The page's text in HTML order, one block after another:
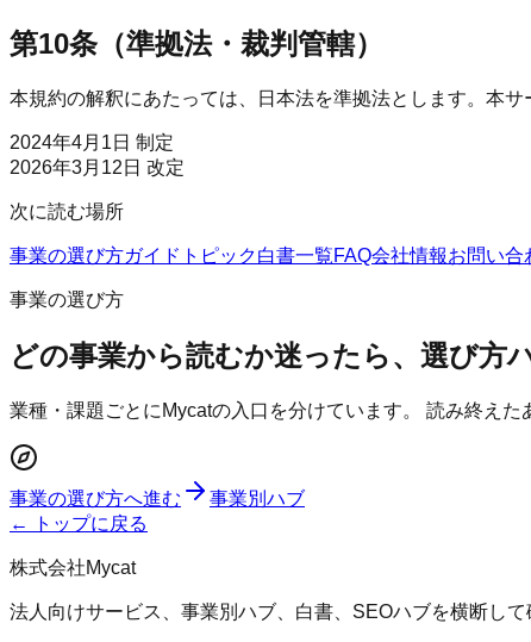
第10条（準拠法・裁判管轄）
本規約の解釈にあたっては、日本法を準拠法とします。本
2024年4月1日 制定
2026年3月12日 改定
次に読む場所
事業の選び方ガイド トピック白書一覧FAQ会社情報お問い合
事業の選び方
どの事業から読むか迷ったら、選び方
業種・課題ごとにMycatの入口を分けています。 読み終えた
事業の選び方へ進む
事業別ハブ
← トップに戻る
株式会社Mycat
法人向けサービス、事業別ハブ、白書、SEOハブを横断して